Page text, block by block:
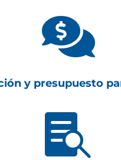

y presupuesto
